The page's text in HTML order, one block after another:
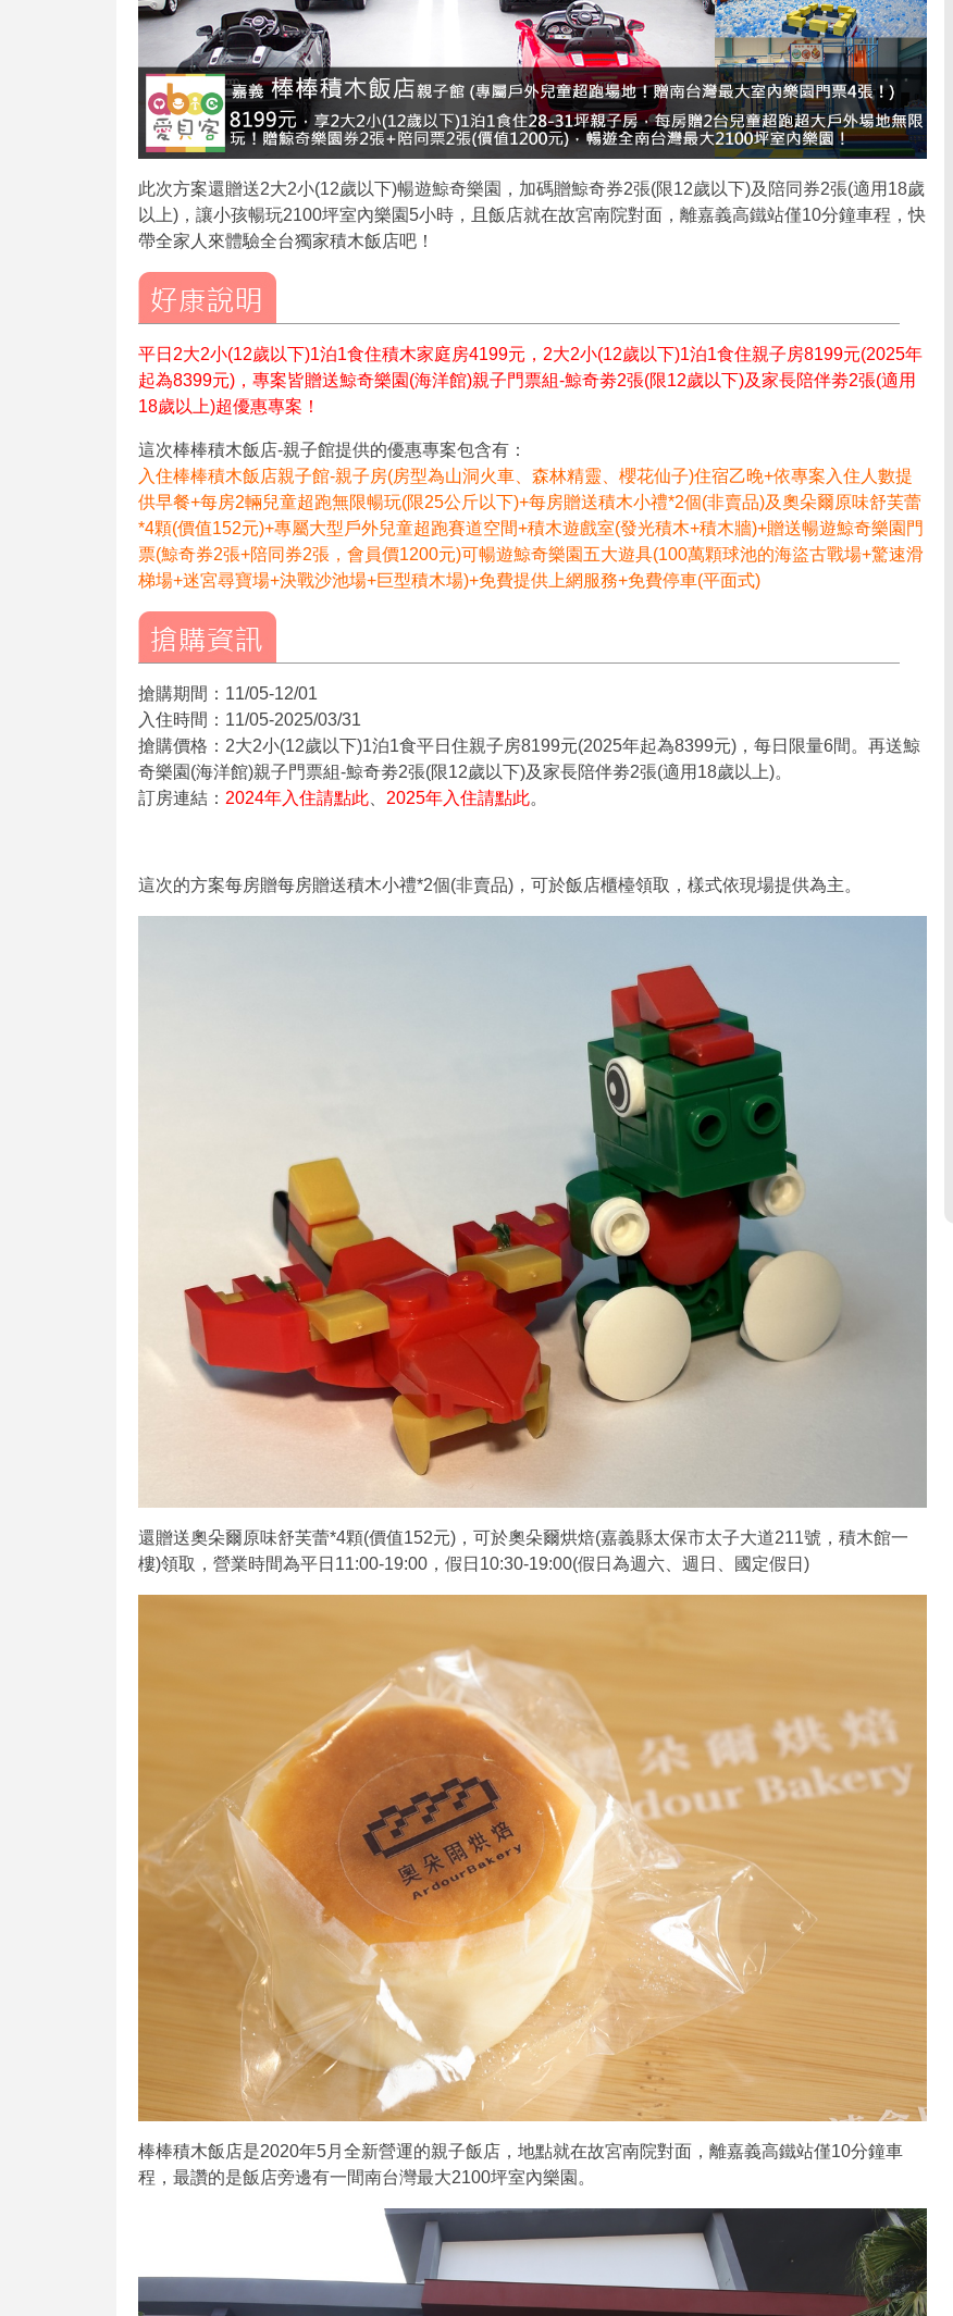
此次方案還贈送2大2小(12歲以下)暢遊鯨奇樂園，加碼贈鯨奇券2張(限12歲以下)及陪同券2張(適用18歲
以上)，讓小孩暢玩2100坪室內樂園5小時，且飯店就在故宮南院對面，離嘉義高鐵站僅10分鐘車程，快
帶全家人來體驗全台獨家積木飯店吧！
平日2大2小(12歲以下)1泊1食住積木家庭房4199元，2大2小(12歲以下)1泊1食住親子房8199元(2025年
起為8399元)，專案皆贈送鯨奇樂園(海洋館)親子門票組-鯨奇劵2張(限12歲以下)及家長陪伴劵2張(適用
18歲以上)超優惠專案！
這次棒棒積木飯店-親子館提供的優惠專案包含有：
入住棒棒積木飯店親子館-親子房(房型為山洞火車、森林精靈、櫻花仙子)住宿乙晚+依專案入住人數提
供早餐+每房2輛兒童超跑無限暢玩(限25公斤以下)+每房贈送積木小禮*2個(非賣品)及奧朵爾原味舒芙蕾
*4顆(價值152元)+專屬大型戶外兒童超跑賽道空間+積木遊戲室(發光積木+積木牆)+贈送暢遊鯨奇樂園門
票(鯨奇券2張+陪同券2張，會員價1200元)可暢遊鯨奇樂園五大遊具(100萬顆球池的海盜古戰場+驚速滑
梯場+迷宮尋寶場+決戰沙池場+巨型積木場)+免費提供上網服務+免費停車(平面式)
搶購期間：11/05-12/01
入住時間：11/05-2025/03/31
搶購價格：2大2小(12歲以下)1泊1食平日住親子房8199元(2025年起為8399元)，每日限量6間。再送鯨
奇樂園(海洋館)親子門票組-鯨奇劵2張(限12歲以下)及家長陪伴劵2張(適用18歲以上)。
訂房連結： 2024年入住請點此、 2025年入住請點此。
這次的方案每房贈每房贈送積木小禮*2個(非賣品)，可於飯店櫃檯領取，樣式依現場提供為主。
還贈送奧朵爾原味舒芙蕾*4顆(價值152元)，可於奧朵爾烘焙(嘉義縣太保市太子大道211號，積木館一
樓)領取，營業時間為平日11:00-19:00，假日10:30-19:00(假日為週六、週日、國定假日)
棒棒積木飯店是2020年5月全新營運的親子飯店，地點就在故宮南院對面，離嘉義高鐵站僅10分鐘車
程，最讚的是飯店旁邊有一間南台灣最大2100坪室內樂園。